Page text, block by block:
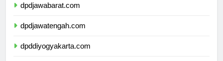
dpdjawabarat.com
dpdjawatengah.com
dpddiyogyakarta.com